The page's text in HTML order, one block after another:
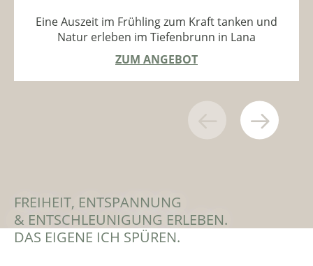
Eine Auszeit im Frühling zum Kraft tanken und
Natur erleben im Tiefenbrunn in Lana
ZUM ANGEBOT
FREIHEIT, ENTSPANNUNG
& ENTSCHLEUNIGUNG ERLEBEN.
DAS EIGENE ICH SPÜREN.